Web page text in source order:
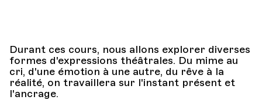
Durant ces cours, nous allons explorer diverses
formes d'expressions théâtrales. Du mime au
cri, d'une émotion à une autre, du rêve à la
réalité, on travaillera sur l'instant présent et
l'ancrage.